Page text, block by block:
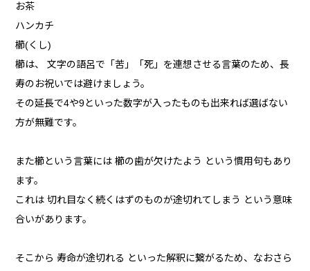
お茶
ハンカチ
櫛(くし)
櫛は、 文字の語呂で「苦」「死」を連想させる言葉のため、長
寿のお祝いでは避けましょう。
その延長で4や9といった数字が入ったものも出来れば選ばない
方が無難です。
また櫛という言葉には 櫛の歯が欠けたよう という慣用句もあり
ます。
これは 切れ目なく続くはずのものが途切れてしまう という意味
合いがあります。
そこから 寿命が途切れる といった解釈に繋がるため、なおさら